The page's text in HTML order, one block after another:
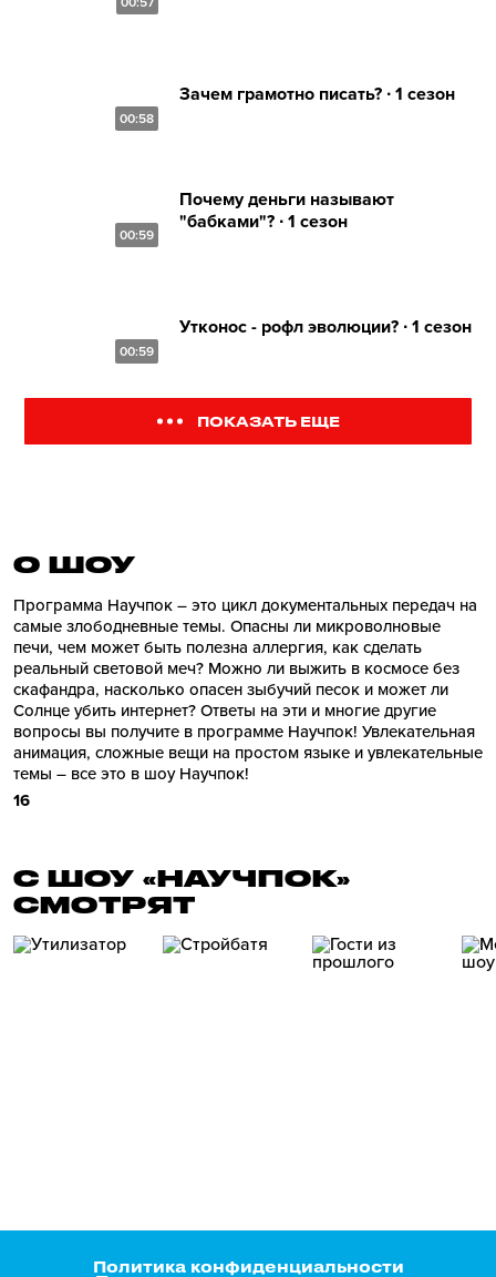
00:58
Зачем грамотно писать? ∙ 1 сезон
00:59
Почему деньги называют
"бабками"? ∙ 1 сезон
00:59
Утконос - рофл эволюции? ∙ 1 сезон
ПОКАЗАТЬ ЕЩЕ
О ШОУ
Программа Научпок – это цикл документальных передач на
самые злободневные темы. Опасны ли микроволновые
печи, чем может быть полезна аллергия, как сделать
реальный световой меч? Можно ли выжить в космосе без
скафандра, насколько опасен зыбучий песок и может ли
Солнце убить интернет? Ответы на эти и многие другие
вопросы вы получите в программе Научпок! Увлекательная
анимация, сложные вещи на простом языке и увлекательные
темы – все это в шоу Научпок!
16
С ШОУ «НАУЧПОК»
СМОТРЯТ
Политика конфиденциальности